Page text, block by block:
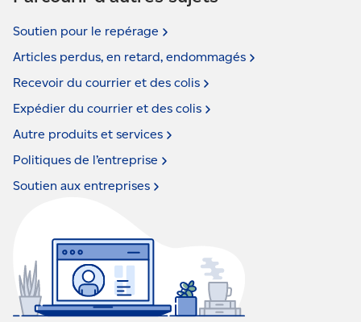
Soutien pour le repérage
Articles perdus, en retard, endommagés
Recevoir du courrier et des colis
Expédier du courrier et des colis
Autre produits et services
Politiques de l’entreprise
Soutien aux entreprises